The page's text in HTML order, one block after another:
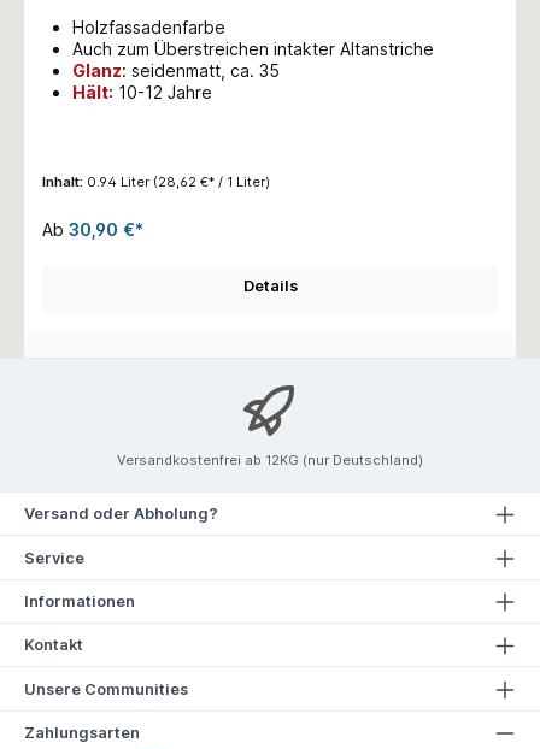
Holzfassadenfarbe
Auch zum Überstreichen intakter Altanstriche
Glanz: seidenmatt, ca. 35
Hält: 10-12 Jahre
Inhalt: 0.94 Liter (28,62 €* / 1 Liter)
Ab 30,90 €*
Details
Versandkostenfrei ab 12KG (nur Deutschland)
Versand oder Abholung?
Service
Informationen
Kontakt
Unsere Communities
Zahlungsarten